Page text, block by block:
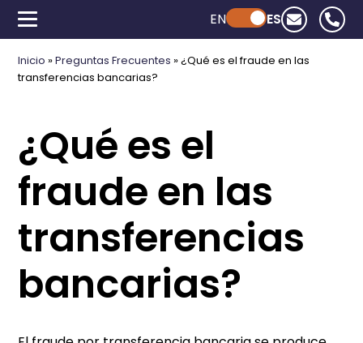
Powered by ChatGPT
EN ES
Inicio »Preguntas Frecuentes »¿Qué es el fraude en las
transferencias bancarias?
¿Qué es el
fraude en las
transferencias
bancarias?